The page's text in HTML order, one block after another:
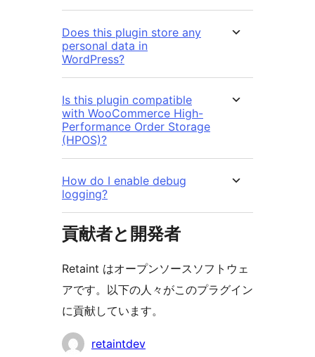
Does this plugin store any
personal data in
WordPress?
Is this plugin compatible
with WooCommerce High-
Performance Order Storage
(HPOS)?
How do I enable debug
logging?
貢献者と開発者
Retaint はオープンソースソフトウェ
アです。以下の人々がこのプラグイン
に貢献しています。
貢
retaintdev